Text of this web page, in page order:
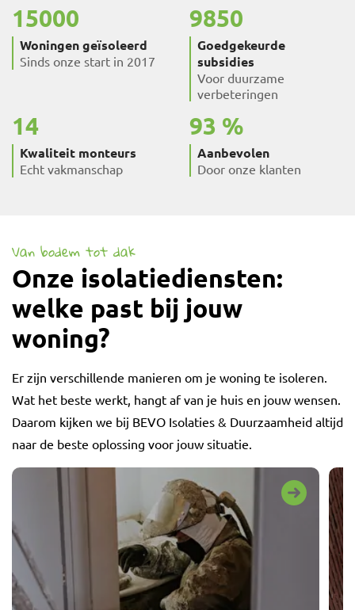
15000
Woningen geïsoleerd
Sinds onze start in 2017
9850
Goedgekeurde
subsidies
Voor duurzame
verbeteringen
14
Kwaliteit monteurs
Echt vakmanschap
93
Aanbevolen
Door onze klanten
Van bodem tot dak
Onze isolatiediensten:
welke past bij jouw
woning?
Er zijn verschillende manieren om je woning te isoleren.
Wat het beste werkt, hangt af van je huis en jouw wensen.
Daarom kijken we bij BEVO Isolaties & Duurzaamheid altijd
naar de beste oplossing voor jouw situatie.